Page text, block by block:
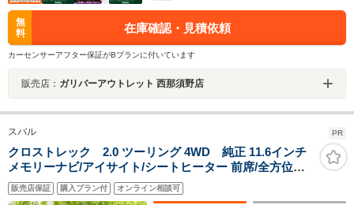
無
料
在庫確認・見積依頼
カーセンサーアフター保証がBプランに付いています
販売店： ガリバーアウトレット 西那須野店
スバル PR
クロストレック 2.0 ツーリング 4WD 純正 11.6インチ
メモリーナビ/アイサイト/シートヒーター 前席/全方位モ
ニター/車線逸脱防止支援システム/ヘッドランプ
LED/USBジャック/Bluetooth接続/ETC
販売店保証 購入プラン付 オンライン相談可